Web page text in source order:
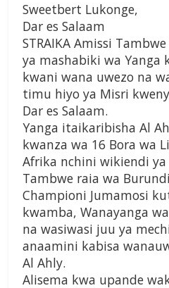
Sweetbert Lukonge,
Dar es Salaam
STRAIKA Amissi
ya mashabiki wa Yanga
kwani wana uwezo na
timu hiyo ya Misri
Dar es Salaam.
Yanga itaikaribisha Al
kwanza wa 16 Bora wa
Afrika nchini wikiendi
Tambwe raia wa
Championi Jumamosi
kwamba, Wanayanga
na wasiwasi juu ya
anaamini kabisa
Al Ahly.
Alisema kwa upande